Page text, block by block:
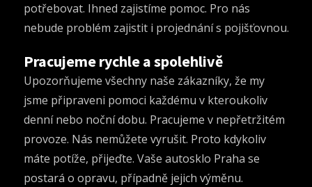
potřebovat. Ihned zajistíme pomoc. Pro nás
nebude problém zajistit i projednání s pojišťovnou.
Pracujeme rychle a spolehlivě
Upozorňujeme všechny naše zákazníky, že my
jsme připraveni pomoci každému v kteroukoliv
denní nebo noční dobu. Pracujeme v nepřetržitém
provoze. Nás nemůžete vyrušit. Proto kdykoliv
máte potíže, přijeďte. Vaše autosklo Praha se
postará o opravu, případně jejich výměnu.